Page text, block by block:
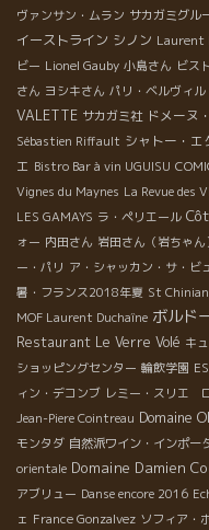
ヴァンサン・ムラン サカガミグル
イーストライン シノン Laurent
ビー Lionel Gauby 小島さん ビス
さん ヨシキさん パリ・ベルヴィル
VALETTE サカガミ社 ドメーヌ
Sébastien Riffault シャトー・エ
エ Bistro Bar à vin UGUISU
Vignes du Maynes La Revue des
LES GAMAYS ラ・ペリエール
ォー 内田さん 岩田さん（岩ちゃん
ー・パリ ア・シャッカン・サ・ビ
暑・フランス2018年夏 St Chinian
MOF Laurent Duchaîne ボルド
Restaurant Le Verre Volé キ
ショッピングセンター 輪飲学園
ィン・デコンブ レミー・スリエ
Jean-Piere Cointreau Domaine
モンタダ 自然派ワイン・インポー
orientale Domaine Damien
アブリュー Danse encore 2016
ェ France Gonzalvez ソフィア・